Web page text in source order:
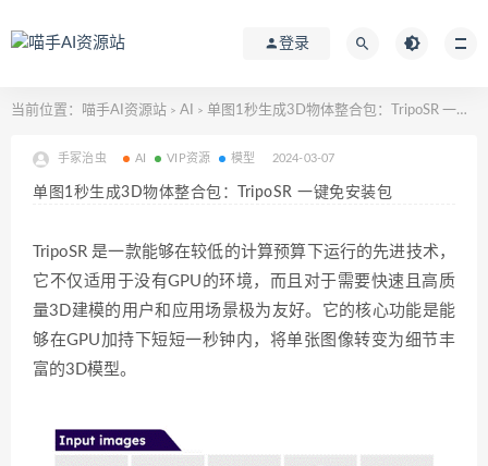
登录
当前位置： 喵手AI资源站 > AI > 单图1秒生成3D物体整合包：TripoSR 一键免安装包
手冢治虫 AI VIP资源 模型 2024-03-07
单图1秒生成3D物体整合包：TripoSR 一键免安装包
TripoSR 是一款能够在较低的计算预算下运行的先进技术，
它不仅适用于没有GPU的环境，而且对于需要快速且高质
量3D建模的用户和应用场景极为友好。它的核心功能是能
够在GPU加持下短短一秒钟内，将单张图像转变为细节丰
富的3D模型。